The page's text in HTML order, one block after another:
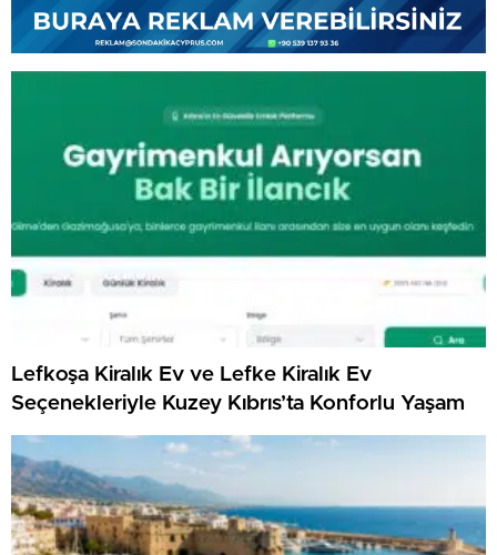
Lefkoşa Kiralık Ev ve Lefke Kiralık Ev
Seçenekleriyle Kuzey Kıbrıs’ta Konforlu Yaşam